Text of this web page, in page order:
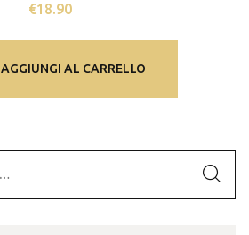
€18.90
AGGIUNGI AL CARRELLO